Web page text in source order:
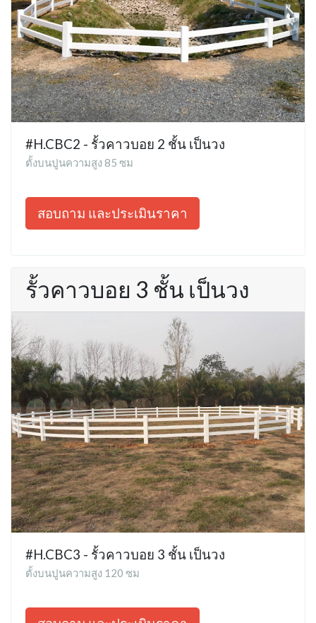
#H.CBC2 - รั้วคาวบอย 2 ชั้น เป็นวง
ตั้งบนปูนความสูง 85 ซม
สอบถาม และประเมินราคา
รั้วคาวบอย 3 ชั้น เป็นวง
#H.CBC3 - รั้วคาวบอย 3 ชั้น เป็นวง
ตั้งบนปูนความสูง 120 ซม